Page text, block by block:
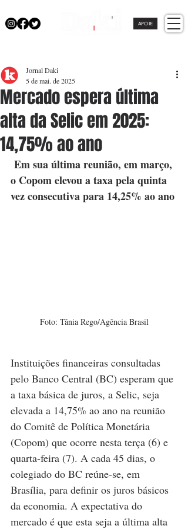
APOIE
Mercado espera última
alta da Selic em 2025:
14,75% ao ano
Jornal Daki
5 de mai. de 2025
Em sua última reunião, em março,
o Copom elevou a taxa pela quinta
vez consecutiva para 14,25% ao ano
Foto: Tânia Rego/Agência Brasil
Instituições financeiras consultadas
pelo Banco Central (BC) esperam que
a taxa básica de juros, a Selic, seja
elevada a 14,75% ao ano na reunião
do Comitê de Política Monetária
(Copom) que ocorre nesta terça (6) e
quarta-feira (7). A cada 45 dias, o
colegiado do BC reúne-se, em
Brasília, para definir os juros básicos
da economia. A expectativa do
mercado é que esta seja a última alta